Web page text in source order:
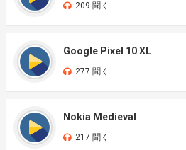
209 聞く
Google Pixel 10 XL
277 聞く
Nokia Medieval
217 聞く